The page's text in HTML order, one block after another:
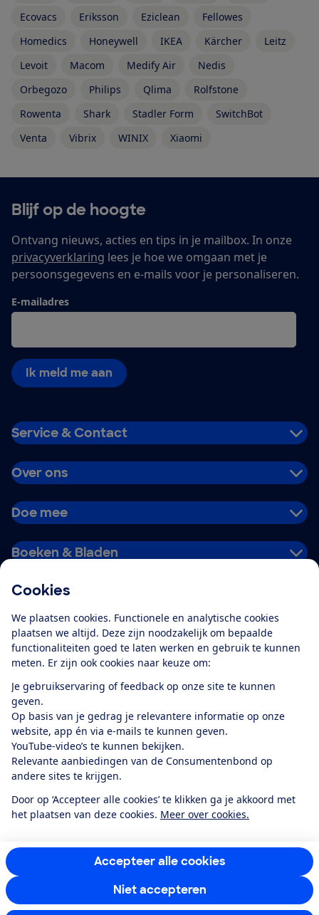
Cookies
We plaatsen cookies. Functionele en analytische cookies
plaatsen we altijd. Deze zijn noodzakelijk om bepaalde
functionaliteiten goed te laten werken en gebruik te kunnen
meten. Er zijn ook cookies naar keuze om:
Je gebruikservaring of feedback op onze site te kunnen
geven.
Op basis van je gedrag je relevantere informatie op onze
website, app én via e-mails te kunnen geven.
YouTube-video’s te kunnen bekijken.
Relevante aanbiedingen van de Consumentenbond op
andere sites te krijgen.
Door op ‘Accepteer alle cookies’ te klikken ga je akkoord met
het plaatsen van deze cookies. Meer over cookies.
Accepteer alle cookies
Niet accepteren
Ecovacs
Eriksson Eziclean
Fellowes
Homedics
Honeywell IKEA Kärcher
Leitz
Levoit
Macom Medify Air
Nedis
Orbegozo
Philips Qlima
Rolfstone
Rowenta
Shark Stadler Form
SwitchBot
Venta
Vibrix WINIX Xiaomi
Blijf op de hoogte
Ontvang nieuws, acties en tips in je mailbox. In onze
privacyverklaring lees je hoe we omgaan met je
persoonsgegevens en e-mails voor je personaliseren.
E-mailadres
Ik meld me aan
Service & Contact
Over ons
Doe mee
Boeken & Bladen
Alles over de
app
Algemene Voorwaarden
Privacyverklaring
Cookiebeleid
Privacyvoorkeuren
Toegankelijkheid
RSS-feed nieuws
Facebook
TwitterInstagram
YoutubeLinkedIn
12.901consumentenbeoordelen de Consumentenbondmet gemiddeld